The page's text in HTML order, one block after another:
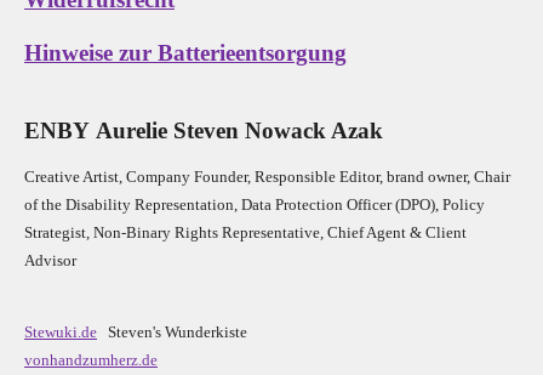
Hinweise zur Batterieentsorgung
ENBY Aurelie Steven Nowack Azak
Creative Artist, Company Founder, Responsible Editor, brand owner, Chair
of the Disability Representation, Data Protection Officer (DPO), Policy
Strategist, Non-Binary Rights Representative, Chief Agent & Client
Advisor
Stewuki.de Steven's Wunderkiste
vonhandzumherz.de